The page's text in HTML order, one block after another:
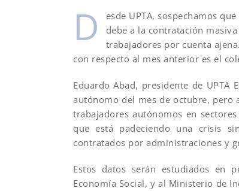
D
esde UPTA, sospechamos
debe a la contratación
trabajadores por cuenta
con respecto al mes anterior es el
Eduardo Abad, presidente de
autónomo del mes de octubre, pero
trabajadores autónomos en
que está padeciendo una crisis
contratados por administraciones y
Estos datos serán estudiados en
Economía Social, y al Ministerio de